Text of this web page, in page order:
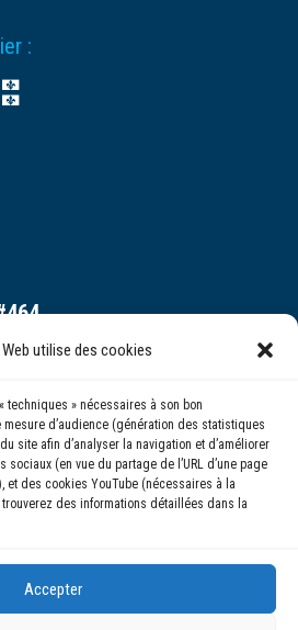
utilise des cookies
» nécessaires à son bon
d’audience (génération des statistiques
site afin d’analyser la navigation et d’améliorer
(en vue du partage de l’URL d’une page
et des cookies YouTube (nécessaires à la
des informations détaillées dans la
Accepter
:
0B4